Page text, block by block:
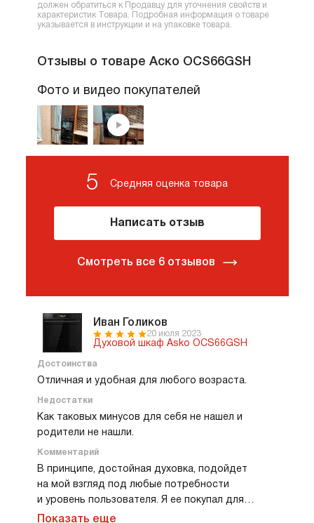
должен обратиться к Продавцу для уточнения свойств и
характеристик Товара. Подробная информация о товаре
указывается в инструкции и на упаковке товара.
Отзывы о товаре Аско OCS66GSH
Фото и видео покупателей
Иван Голиков
20 июля 2023
Духовой шкаф Asko OCS66GSH
Достоинства
Отличная и удобная для любого возраста.
Недостатки
Как таковых минусов для себя не нашел и
родители не нашли.
Комментарий
В принципе, достойная духовка, подойдет
на мой взгляд под любые потребности
и уровень пользователя. Я ее покупал для
родителей, немного волновался, конечно, так
Показать еще
5 Средняя оценка товара
Написать отзыв
Смотреть все 6 отзывов